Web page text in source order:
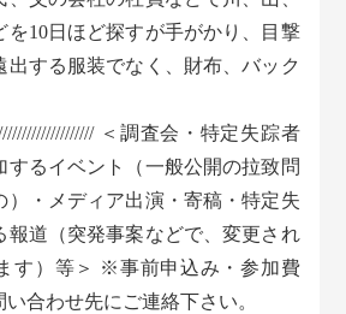
を10日ほど探すが手がかり、目撃
出する服装でなく、財布、バック
＜調査会・特定失踪者
するイベント（一般公開の拉致問
）・メディア出演・寄稿・特定失
報道（突発事案などで、変更され
す）等＞ ※事前申込み・参加費
合わせ先にご連絡下さい。